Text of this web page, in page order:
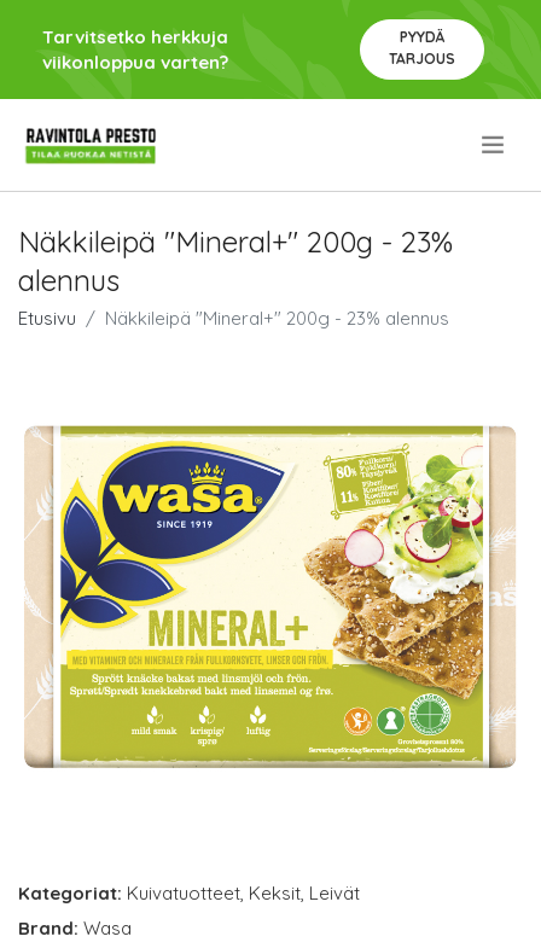
Tarvitsetko herkkuja
viikonloppua varten?
PYYDÄ
TARJOUS
Näkkileipä "Mineral+" 200g - 23%
alennus
Etusivu Näkkileipä "Mineral+" 200g - 23% alennus
Kategoriat: Kuivatuotteet, Keksit, Leivät
Brand: Wasa